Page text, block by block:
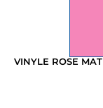
VINYLE ROSE MAT